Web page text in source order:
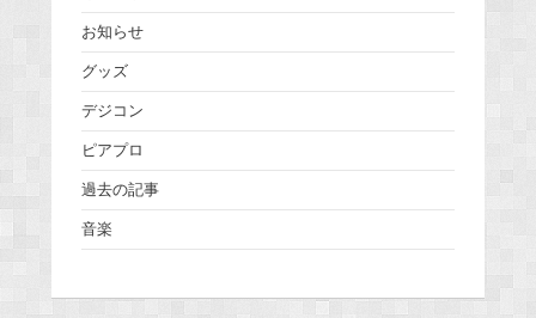
お知らせ
グッズ
デジコン
ピアプロ
過去の記事
音楽